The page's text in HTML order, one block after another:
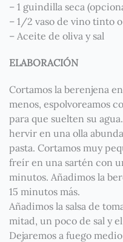
– 1 guindilla seca
– 1/2 vaso de vino tinto
– Aceite de oliva y sal
ELABORACIÓN
Cortamos la berenjena
menos, espolvoreamos
para que suelten su
hervir en una olla
pasta. Cortamos muy
freír en una sartén con
minutos. Añadimos la
15 minutos más.
Añadimos la salsa de
mitad, un poco de sal y
Dejaremos a fuego